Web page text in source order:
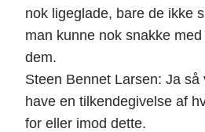
nok ligeglade, bare de ikke
man kunne nok snakke
dem.
Steen Bennet Larsen: Ja
have en tilkendegivelse af
for eller imod dette.